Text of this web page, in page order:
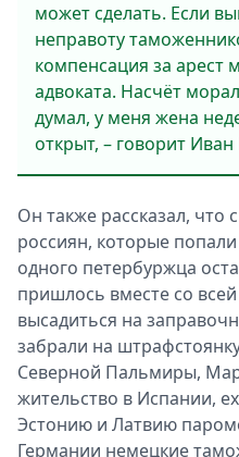
может сделать. Если
неправоту
компенсация за
адвоката. Насчёт
думал, у меня жена
открыт, – говорит Иван
Он также рассказал, что
россиян, которые
одного петербуржца
пришлось вместе со
высадиться на
забрали на
Северной Пальмиры,
жительство в Испании,
Эстонию и Латвию
Германии немецкие